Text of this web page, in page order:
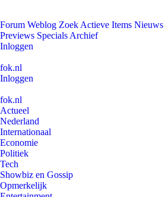
Forum Weblog Zoek Actieve Items Nieuws
Previews Specials Archief
Inloggen
fok.nl
Inloggen
fok.nl
Actueel
Nederland
Internationaal
Economie
Politiek
Tech
Showbiz en Gossip
Opmerkelijk